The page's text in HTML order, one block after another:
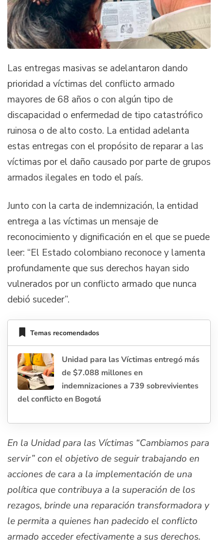
Las entregas masivas se adelantaron dando
prioridad a víctimas del conflicto armado
mayores de 68 años o con algún tipo de
discapacidad o enfermedad de tipo catastrófico
ruinosa o de alto costo. La entidad adelanta
estas entregas con el propósito de reparar a las
víctimas por el daño causado por parte de grupos
armados ilegales en todo el país.
Junto con la carta de indemnización, la entidad
entrega a las víctimas un mensaje de
reconocimiento y dignificación en el que se puede
leer: “El Estado colombiano reconoce y lamenta
profundamente que sus derechos hayan sido
vulnerados por un conflicto armado que nunca
debió suceder”.
Temas recomendados
Unidad para las Víctimas entregó más
de $7.088 millones en
indemnizaciones a 739 sobrevivientes
del conflicto en Bogotá
En la Unidad para las Víctimas “Cambiamos para
servir” con el objetivo de seguir trabajando en
acciones de cara a la implementación de una
política que contribuya a la superación de los
rezagos, brinde una reparación transformadora y
le permita a quienes han padecido el conflicto
armado acceder efectivamente a sus derechos.